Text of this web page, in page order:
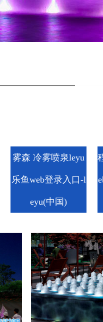
雾森 冷雾喷泉leyu
乐鱼web登录入口-l
eyu(中国)